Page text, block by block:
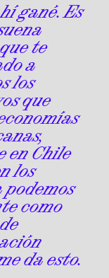
gané. Es
te
a
los
que
en Chile
los
podemos
como
da esto.